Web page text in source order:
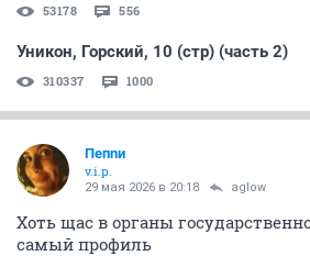
53178 556
Уникон, Горский, 10 (стр) (часть 2)
310337 1000
Пепnи
v.i.p.
29 мая 2026 в 20:18 aglow
Хоть щас в органы
самый профиль